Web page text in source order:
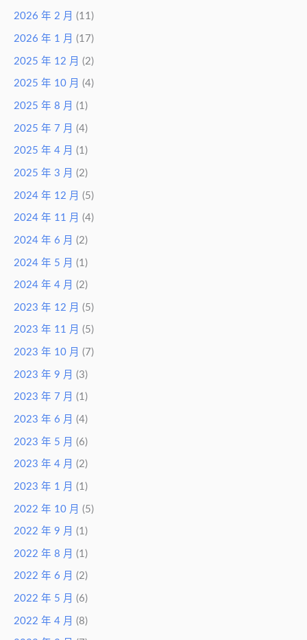
2026 年 2 月 (11)
2026 年 1 月 (17)
2025 年 12 月 (2)
2025 年 10 月 (4)
2025 年 8 月 (1)
2025 年 7 月 (4)
2025 年 4 月 (1)
2025 年 3 月 (2)
2024 年 12 月 (5)
2024 年 11 月 (4)
2024 年 6 月 (2)
2024 年 5 月 (1)
2024 年 4 月 (2)
2023 年 12 月 (5)
2023 年 11 月 (5)
2023 年 10 月 (7)
2023 年 9 月 (3)
2023 年 7 月 (1)
2023 年 6 月 (4)
2023 年 5 月 (6)
2023 年 4 月 (2)
2023 年 1 月 (1)
2022 年 10 月 (5)
2022 年 9 月 (1)
2022 年 8 月 (1)
2022 年 6 月 (2)
2022 年 5 月 (6)
2022 年 4 月 (8)